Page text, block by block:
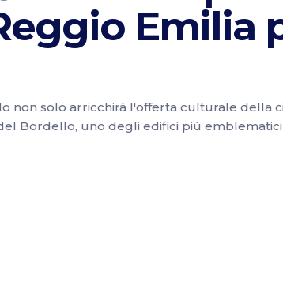
Emilia
non solo arricchirà l'offerta culturale della
Bordello, uno degli edifici più